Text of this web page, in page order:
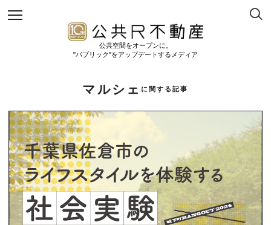
公共空間をオープンに。
"パブリック"をアップデートするメディア
マルシェ に関する記事